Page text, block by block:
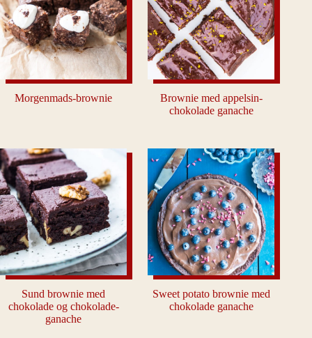
Morgenmads-brownie
Brownie med appelsin-
chokolade ganache
Sund brownie med
chokolade og chokolade-
ganache
Sweet potato brownie med
chokolade ganache